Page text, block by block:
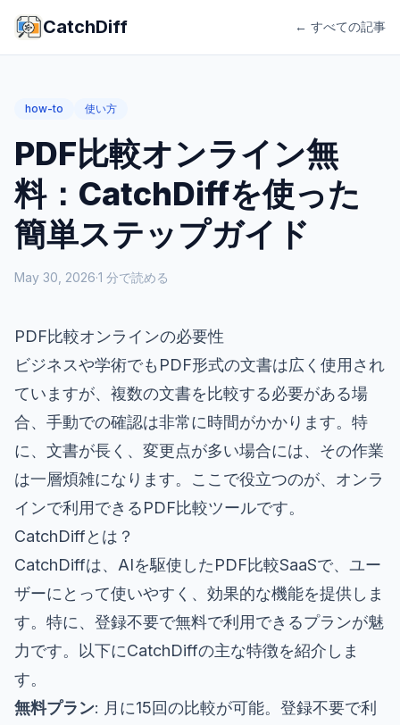
CatchDiff ← すべての記事
how-to 使い方
PDF比較オンライン無
料：CatchDiffを使った
簡単ステップガイド
May 30, 2026·1 分で読める
PDF比較オンラインの必要性
ビジネスや学術でもPDF形式の文書は広く使用され
ていますが、複数の文書を比較する必要がある場
合、手動での確認は非常に時間がかかります。特
に、文書が長く、変更点が多い場合には、その作業
は一層煩雑になります。ここで役立つのが、オンラ
インで利用できるPDF比較ツールです。
CatchDiffとは？
CatchDiffは、AIを駆使したPDF比較SaaSで、ユー
ザーにとって使いやすく、効果的な機能を提供しま
す。特に、登録不要で無料で利用できるプランが魅
力です。以下にCatchDiffの主な特徴を紹介しま
す。
無料プラン: 月に15回の比較が可能。登録不要で利